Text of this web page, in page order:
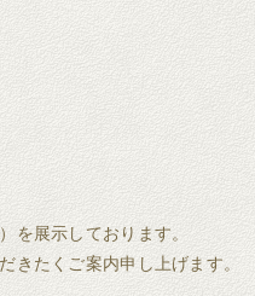
を展示しております。
きたくご案内申し上げます。